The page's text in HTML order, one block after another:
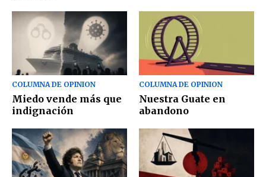
COLUMNA DE OPINION
Miedo vende más que
indignación
COLUMNA DE OPINION
Nuestra Guate en
abandono